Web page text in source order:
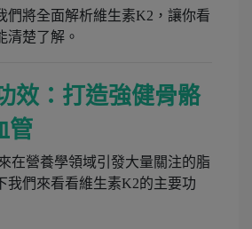
們將全面解析維生素K2，讓你看
清楚了解。
效：打造強健骨骼
管
在營養學領域引發大量關注的脂
我們來看看維生素K2的主要功